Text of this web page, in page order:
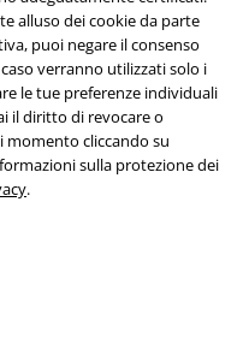
alluso dei cookie da parte
puoi negare il consenso
verranno utilizzati solo i
le tue preferenze individuali
il diritto di revocare o
momento cliccando su
sulla protezione dei
.